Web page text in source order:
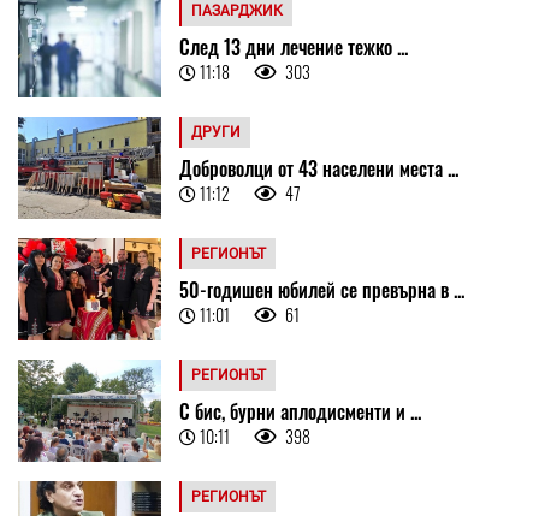
ПАЗАРДЖИК
След 13 дни лечение тежко ...
11:18 303
ДРУГИ
Доброволци от 43 населени места ...
11:12 47
РЕГИОНЪТ
50-годишен юбилей се превърна в ...
11:01 61
РЕГИОНЪТ
С бис, бурни аплодисменти и ...
10:11 398
РЕГИОНЪТ